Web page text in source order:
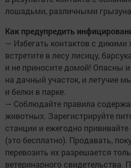
лошадьми, различными
Как предупредить
— Избегать контактов с
встретите в лесу лисицу,
и не приносите домой! Опасны
на дачный участок, и летучие
и белки в парке.
— Соблюдайте правила
животных. Зарегистрируйте
станции и ежегодно
(это бесплатно). Продавать,
перевозить их разрешается
ветеринарного свидетельства.